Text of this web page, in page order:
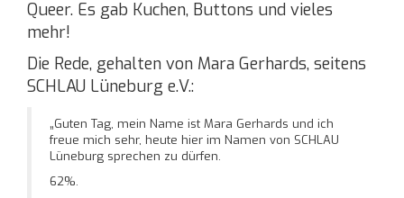
Queer. Es gab Kuchen, Buttons und vieles
mehr!
Die Rede, gehalten von Mara Gerhards, seitens
SCHLAU Lüneburg e.V.:
„Guten Tag, mein Name ist Mara Gerhards und ich
freue mich sehr, heute hier im Namen von SCHLAU
Lüneburg sprechen zu dürfen.
62%.